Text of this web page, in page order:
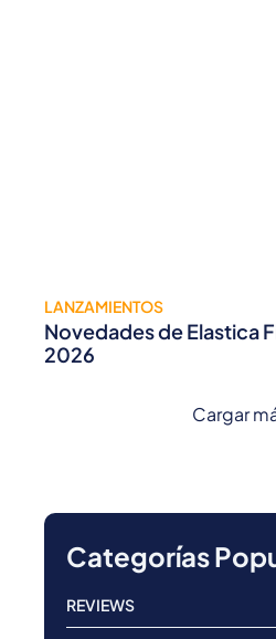
LANZAMIENTOS
Novedades de Elastica
2026
Cargar
Categorías
REVIEWS